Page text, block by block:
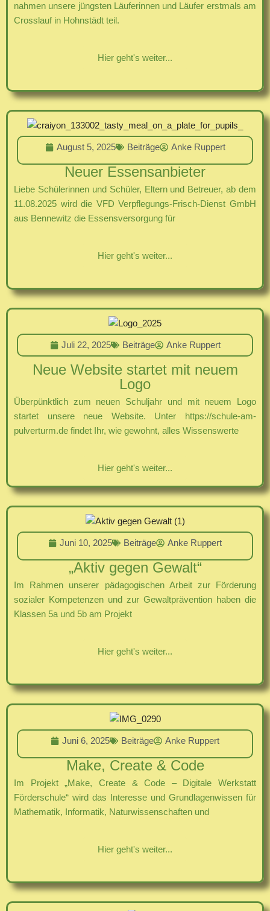
nahmen unsere jüngsten Läuferinnen und Läufer erstmals am
Crosslauf in Hohnstädt teil.
Hier geht's weiter...
August 5, 2025 Beiträge Anke Ruppert
Neuer Essensanbieter
Liebe Schülerinnen und Schüler, Eltern und Betreuer, ab dem
11.08.2025 wird die VFD Verpflegungs-Frisch-Dienst GmbH
aus Bennewitz die Essensversorgung für
Hier geht's weiter...
Juli 22, 2025 Beiträge Anke Ruppert
Neue Website startet mit neuem
Logo
Überpünktlich zum neuen Schuljahr und mit neuem Logo
startet unsere neue Website. Unter https://schule-am-
pulverturm.de findet Ihr, wie gewohnt, alles Wissenswerte
Hier geht's weiter...
Juni 10, 2025 Beiträge Anke Ruppert
„Aktiv gegen Gewalt“
Im Rahmen unserer pädagogischen Arbeit zur Förderung
sozialer Kompetenzen und zur Gewaltprävention haben die
Klassen 5a und 5b am Projekt
Hier geht's weiter...
Juni 6, 2025 Beiträge Anke Ruppert
Make, Create & Code
Im Projekt „Make, Create & Code – Digitale Werkstatt
Förderschule“ wird das Interesse und Grundlagenwissen für
Mathematik, Informatik, Naturwissenschaften und
Hier geht's weiter...